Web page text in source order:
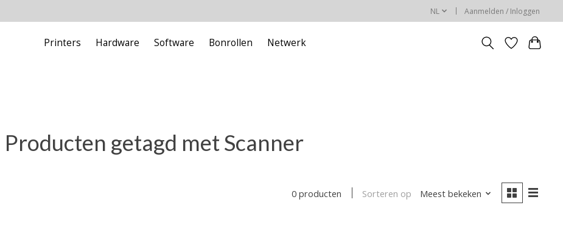
NL Aanmelden / Inloggen
Printers Hardware Software Bonrollen Netwerk
Producten getagd met Scanner
0 producten Sorteren op Meest bekeken